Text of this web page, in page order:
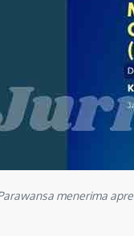
menerima